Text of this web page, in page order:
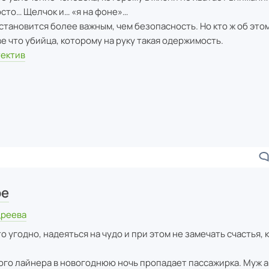
Щелчок и… «я на фоне»…
более важным, чем безопасность. Но кто ж об
что убийца, которому на руку такая одержимость.
угодно, надеяться на чудо и при этом не замечать счастья,
лайнера в новогоднюю ночь пропадает пассажирка. Муж